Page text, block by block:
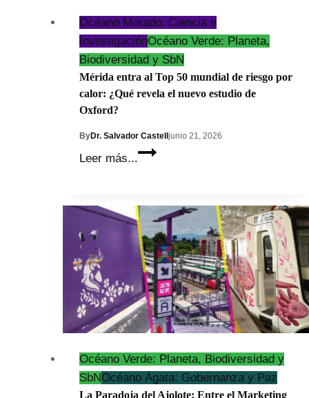
Océano Morado: Ciencia e
InvestigaciónOcéano Verde: Planeta,
Biodiversidad y SbN
Mérida entra al Top 50 mundial de riesgo por
calor: ¿Qué revela el nuevo estudio de
Oxford?
ByDr. Salvador Castell junio 21, 2026
Leer más...
Mérida
Top
50
mundial
de
riesgo
por
calor:
revela
el
nuevo
Océano Verde: Planeta, Biodiversidad y
SbNOcéano Ágata: Gobernanza y Paz
La Paradoja del Ajolote: Entre el Marketing